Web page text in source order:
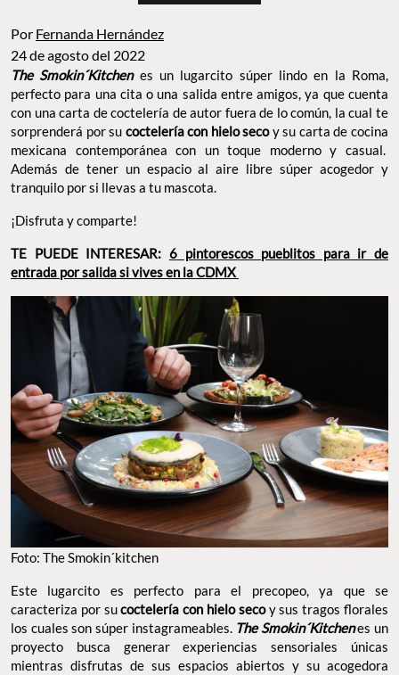
Por Fernanda Hernández
24 de agosto del 2022
The Smokin´Kitchenes un lugarcito súper lindo en la Roma,
perfecto para una cita o una salida entre amigos, ya que cuenta
con una carta de coctelería de autor fuera de lo común, la cual te
sorprenderá por su coctelería con hielo secoy su carta de cocina
mexicana contemporánea con un toque moderno y casual.
Además de tener un espacio al aire libre súper acogedor y
tranquilo por si llevas a tu mascota.
¡Disfruta y comparte!
TE PUEDE INTERESAR: 6 pintorescos pueblitos para ir de
entrada por salida si vives en la CDMX
Foto: The Smokin´kitchen
Este lugarcito es perfecto para el precopeo, ya que se
caracteriza por sucoctelería con hielo secoy sus tragos florales
los cuales son súper instagrameables. The Smokin´Kitchenes un
proyecto busca generar experiencias sensoriales únicas
mientras disfrutas de sus espacios abiertos y su acogedora